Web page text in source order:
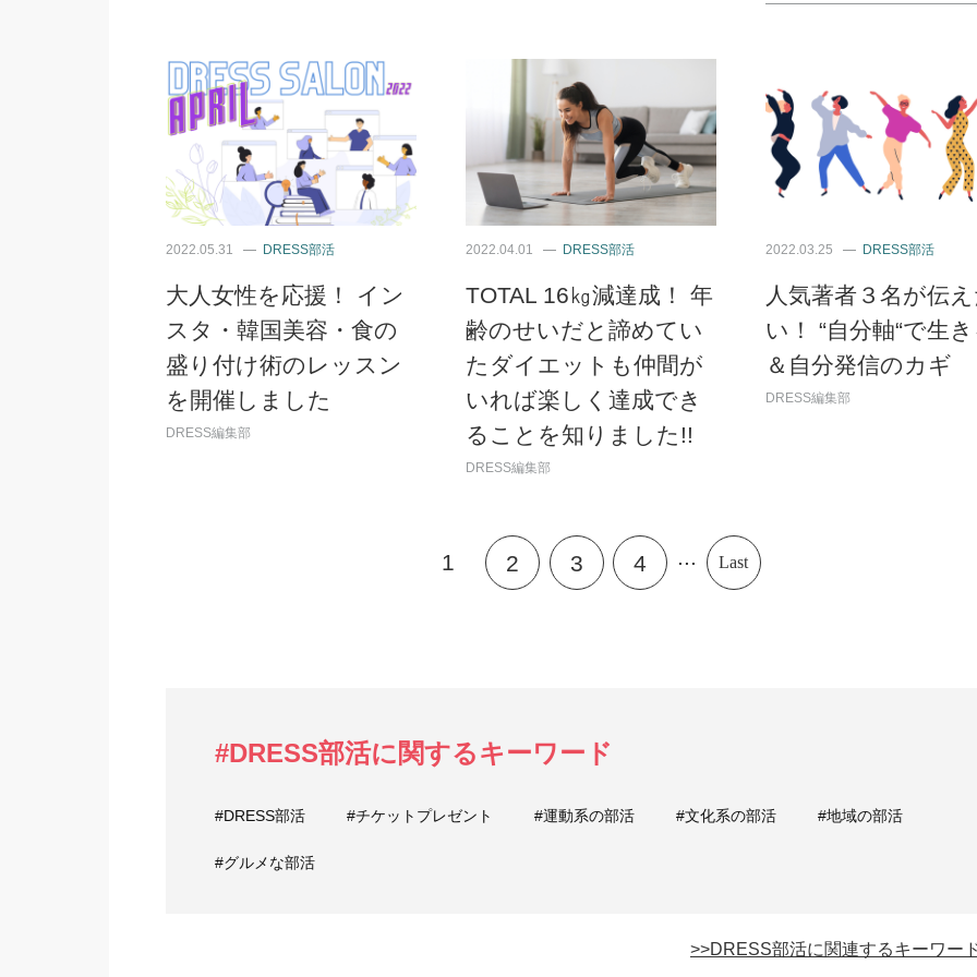
2022.05.31 DRESS部活
大人女性を応援！ イン
スタ・韓国美容・食の
盛り付け術のレッスン
を開催しました
DRESS編集部
2022.04.01 DRESS部活
TOTAL 16㎏減達成！ 年
齢のせいだと諦めてい
たダイエットも仲間が
いれば楽しく達成でき
ることを知りました!!
DRESS編集部
2022.03.25 DRESS部活
人気著者３名が伝
い！ “自分軸“で生
＆自分発信のカギ
DRESS編集部
1 2 3 4 ... Last
#DRESS部活に関するキーワード
#DRESS部活 #チケットプレゼント #運動系の部活 #文化系の部活 #地域の部活
#グルメな部活
>>DRESS部活に関連するキーワー